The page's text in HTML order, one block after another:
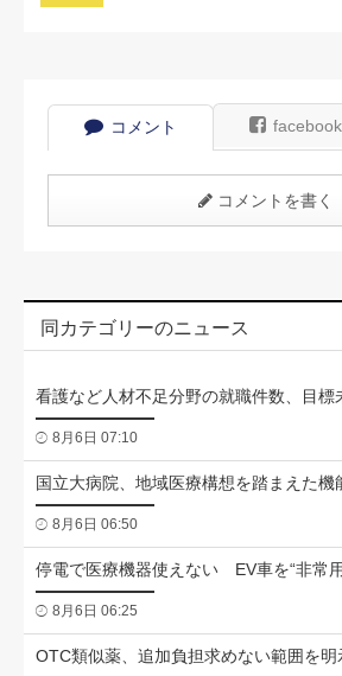
コメント facebook
コメントを書く
同カテゴリーのニュース
看護など人材不足分野の就職件数、目標
8月6日 07:10
国立大病院、地域医療構想を踏まえた機
8月6日 06:50
停電で医療機器使えない EV車を“非常
8月6日 06:25
OTC類似薬、追加負担求めない範囲を明